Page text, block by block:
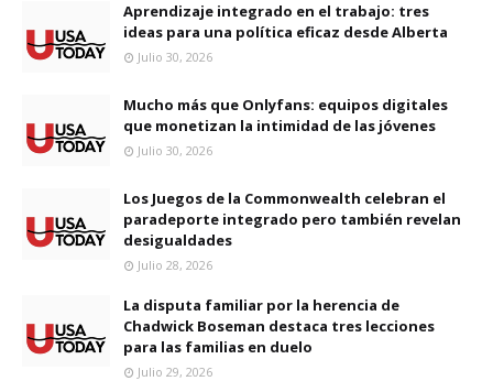
Aprendizaje integrado en el trabajo: tres
ideas para una política eficaz desde Alberta
Julio 30, 2026
Mucho más que Onlyfans: equipos digitales
que monetizan la intimidad de las jóvenes
Julio 30, 2026
Los Juegos de la Commonwealth celebran el
paradeporte integrado pero también revelan
desigualdades
Julio 28, 2026
La disputa familiar por la herencia de
Chadwick Boseman destaca tres lecciones
para las familias en duelo
Julio 29, 2026